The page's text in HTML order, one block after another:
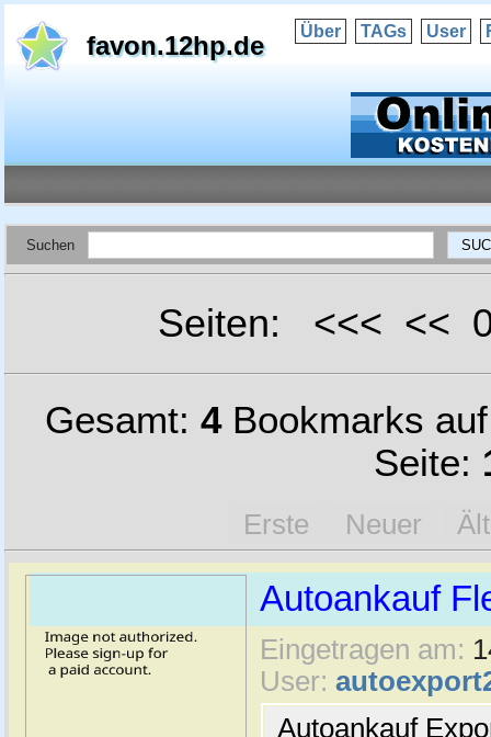
favon.12hp.de Über TAGs User
Suchen
Seiten: <<< <<
Gesamt: 4Bookmarks
Seite:
Erste Neuer
Autoankauf
Eingetragen am:
User:
Autoankauf